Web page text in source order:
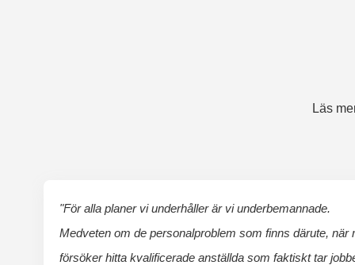
Läs
"För alla planer vi underhåller är vi underbemannade.
Medveten om de personalproblem som finns därute, när
försöker hitta kvalificerade anställda som faktiskt tar